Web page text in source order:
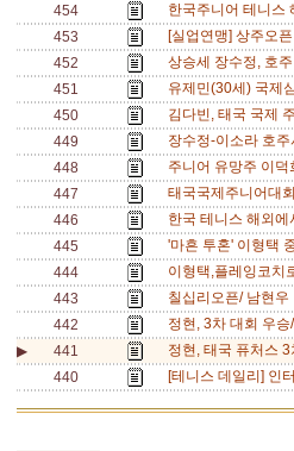
454
한국주니어 테니
453
[실업연맹] 상주오
452
상승세 장수정, 호
451
유제민(30세) 국제
450
김다빈, 태국 국제
449
장수정-이소라 호
448
주니어 유망주 이
447
태국국제주니어대
446
한국 테니스 해외
445
'마흔 투혼' 이형택
444
이형택,플레잉코치
443
칠십리오픈/ 남현
442
정현, 3차 대회 우
▶
441
정현, 태국 퓨처스
440
[테니스 데일리] 인